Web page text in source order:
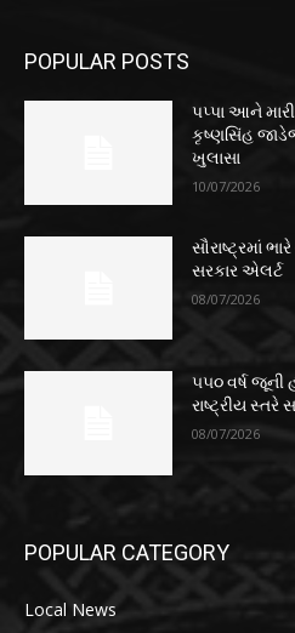
POPULAR POSTS
પપ્પા આને
કૃષ્ણસિંહ
ખુલાસા
10/07/2026
સૌરાષ્ટ્રમાં
સરકાર એલર્ટ
08/07/2026
૫૫૦ વર્ષ જૂની
રાષ્ટ્રીય સ્તરે
08/07/2026
POPULAR CATEGORY
Local News